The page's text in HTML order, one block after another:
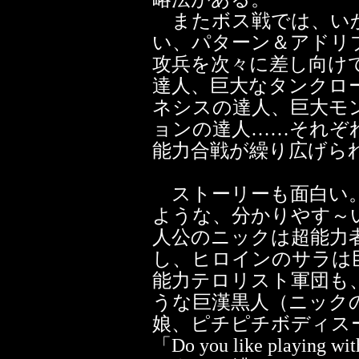
またボス戦では、い
い、パターン＆アドリ
攻兵を次々に差し向け
達人、巨大なタンクロ
ネシスの達人、巨大モ
ョンの達人……それぞ
能力合戦が繰り広げら
ストーリーも面白い
ような、分かりやす
人公のニックは超能
し、ヒロインのサラ
能力テロリスト軍団も
うな巨漢黒人（ニッ
娘、ピチピチボディス
「Do you like playing